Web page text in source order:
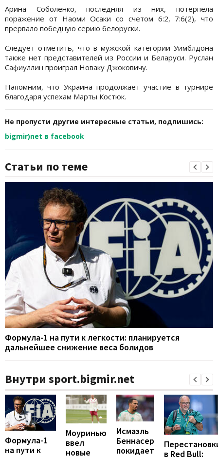
Арина Соболенко, последняя из них, потерпела
поражение от Наоми Осаки со счетом 6:2, 7:6(2), что
прервало победную серию белоруски.
Следует отметить, что в мужской категории Уимблдона
также нет представителей из России и Беларуси. Руслан
Сафиуллин проиграл Новаку Джоковичу.
Напомним, что Украина продолжает участие в турнире
благодаря успехам Марты Костюк.
Не пропусти другие интересные статьи, подпишись:
bigmir)net в facebook
Статьи по теме
Формула-1 на пути к легкости: планируется
дальнейшее снижение веса болидов
Внутри sport.bigmir.net
Формула-1
на пути к
Моуринью
ввел
новые
Исмаэль
Беннасер
покидает
в Red Bull: